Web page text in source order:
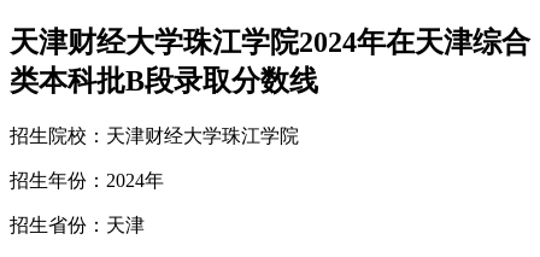
天津财经大学珠江学院2024年在天津综合
类本科批B段录取分数线
招生院校：天津财经大学珠江学院
招生年份：2024年
招生省份：天津